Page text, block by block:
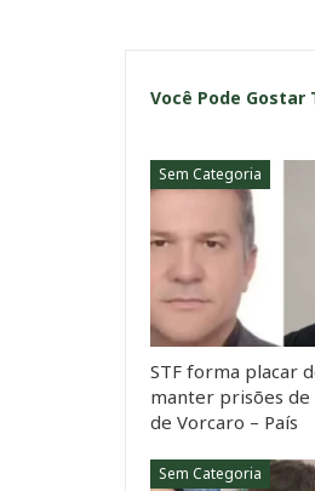
Você Pode Gostar
Sem Categoria
STF forma placar
manter prisões
de Vorcaro – País
Sem Categoria